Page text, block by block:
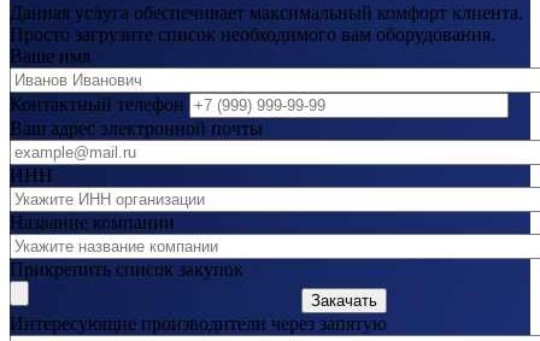
Данная услуга обеспечивает максимальный комфорт клиента.
Просто загрузите список необходимого вам оборудования.
Ваше имя
Контактный телефон
Ваш адрес электронной почты
ИНН
Название компании
Прикрепить список закупок
Закачать
Интересующие производители через запятую